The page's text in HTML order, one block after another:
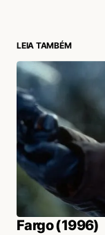
LEIA TAMBÉM
Fargo (1996)